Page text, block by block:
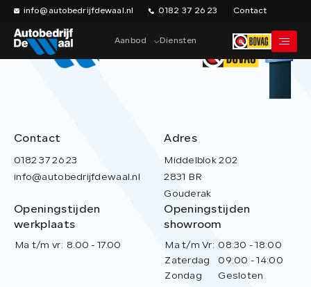
info@autobedrijfdewaal.nl 0182 37 26 23 Contact
Aanbod Diensten
Vacatures
Over ons
Historie
Verkocht
Contact
0182 37 26 23
info@autobedrijfdewaal.nl
Adres
Middelblok 202
2831 BR
Gouderak
Openingstijden
werkplaats
Ma t/m vr: 8.00 - 17.00
Openingstijden
showroom
Ma t/m Vr: 08:30 - 18:00
Zaterdag
09:00 - 14:00
Zondag
Gesloten